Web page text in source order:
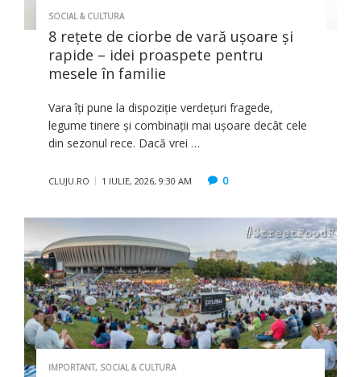
SOCIAL & CULTURA
8 rețete de ciorbe de vară ușoare și
rapide – idei proaspete pentru
mesele în familie
Vara îți pune la dispoziție verdețuri fragede,
legume tinere și combinații mai ușoare decât cele
din sezonul rece. Dacă vrei …
CLUJU.RO 1 IULIE, 2026, 9:30 AM 0
IMPORTANT, SOCIAL & CULTURA